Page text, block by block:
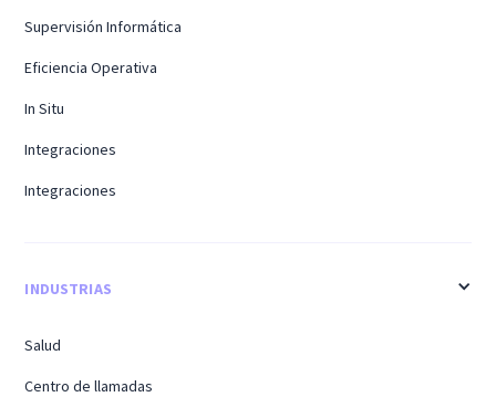
Supervisión Informática
Eficiencia Operativa
In Situ
Integraciones
Integraciones
INDUSTRIAS
Salud
Centro de llamadas